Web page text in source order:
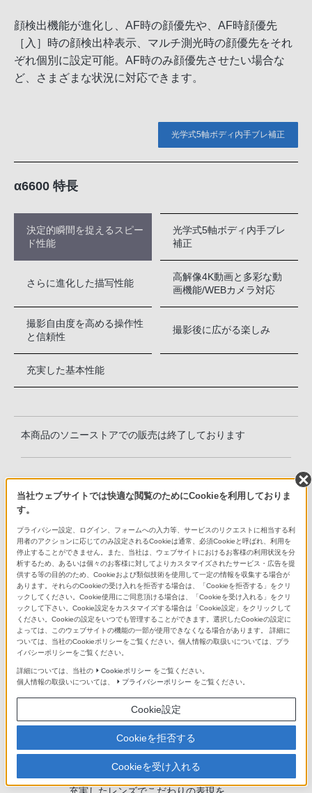
顔検出機能が進化し、AF時の顔優先や、AF時顔優先
［入］時の顔検出枠表示、マルチ測光時の顔優先をそれ
ぞれ個別に設定可能。AF時のみ顔優先させたい場合な
ど、さまざまな状況に対応できます。
光学式5軸ボディ内手ブレ補正
α6600 特長
決定的瞬間を捉えるスピー
ド性能
光学式5軸ボディ内手ブレ
補正
さらに進化した描写性能
高解像4K動画と多彩な動
画機能/WEBカメラ対応
撮影自由度を高める操作性
と信頼性
撮影後に広がる楽しみ
充実した基本性能
本商品のソニーストアでの販売は終了しております
関連コンテンツ
Aマウントレンズ/アクセサリーシステ
ムチャート
Eマウントレンズラインアップ
当社ウェブサイトでは快適な閲覧のためにCookieを利用しておりま
す。
プライバシー設定、ログイン、フォームへの入力等、サービスのリクエストに相当する利
用者のアクションに応じてのみ設定されるCookieは通常、必須Cookieと呼ばれ、利用を
停止することができません。また、当社は、ウェブサイトにおけるお客様の利用状況を分
析するため、あるいは個々のお客様に対してよりカスタマイズされたサービス・広告を提
供する等の目的のため、Cookieおよび類似技術を使用して一定の情報を収集する場合が
あります。それらのCookieの受け入れを拒否する場合は、「Cookieを拒否する」をクリ
ックしてください。Cookie使用にご同意頂ける場合は、「Cookieを受け入れる」をクリ
ックして下さい。Cookie設定をカスタマイズする場合は「Cookie設定」をクリックして
ください。Cookieの設定をいつでも管理することができます。選択したCookieの設定に
よっては、このウェブサイトの機能の一部が使用できなくなる場合があります。 詳細に
ついては、当社のCookieポリシーをご覧ください。個人情報の取扱いについては、プラ
イバシーポリシーをご覧ください。
詳細については、当社の Cookieポリシー をご覧ください。
個人情報の取扱いについては、
プライバシーポリシー をご覧ください。
Cookie設定
Cookieを拒否する
Cookieを受け入れる